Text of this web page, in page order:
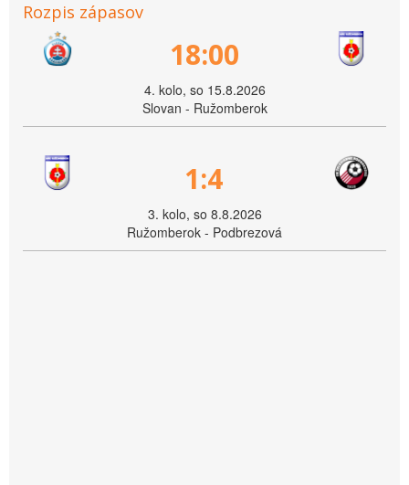
Rozpis zápasov
18:00
4. kolo, so 15.8.2026
Slovan - Ružomberok
1:4
3. kolo, so 8.8.2026
Ružomberok - Podbrezová